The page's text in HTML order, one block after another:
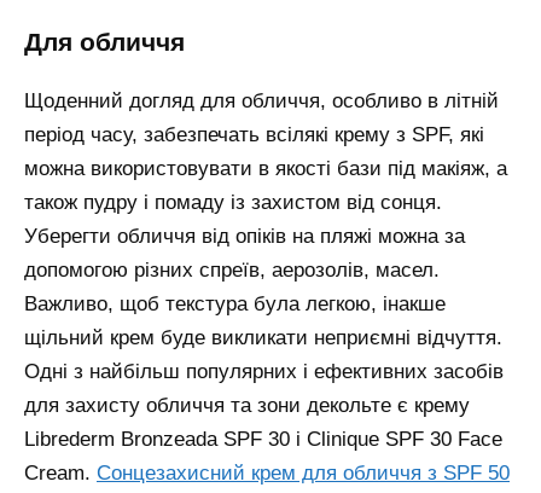
для обличчя
Щоденний догляд для обличчя, особливо в літній
період часу, забезпечать всілякі крему з SPF, які
можна використовувати в якості бази під макіяж, а
також пудру і помаду із захистом від сонця.
Уберегти обличчя від опіків на пляжі можна за
допомогою різних спреїв, аерозолів, масел.
Важливо, щоб текстура була легкою, інакше
щільний крем буде викликати неприємні відчуття.
Одні з найбільш популярних і ефективних засобів
для захисту обличчя та зони декольте є крему
Librederm Bronzeada SPF 30 і Clinique SPF 30 Face
Cream. Сонцезахисний крем для обличчя з SPF 50